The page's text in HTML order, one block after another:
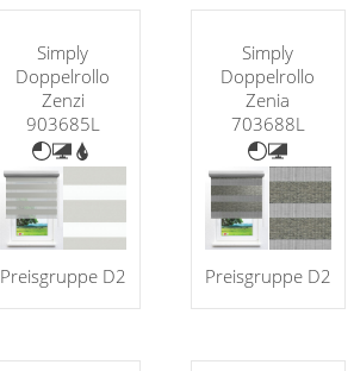
Simply
Doppelrollo
Zenzi
903685L
Preisgruppe D2
Simply
Doppelrollo
Zenia
703688L
Preisgruppe D2